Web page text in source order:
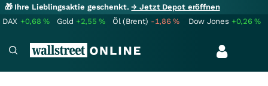
🎁 Ihre Lieblingsaktie geschenkt.→ Jetzt Depot eröffnen
DAX +0,68% Gold +2,55% Öl (Brent) -1,86% Dow Jones +0,26%